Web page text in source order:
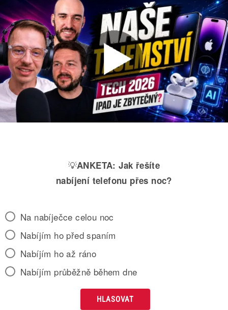
💡ANKETA: Jak řešíte
nabíjení telefonu přes noc?
Na nabíječce celou noc
Nabíjím ho před spaním
Nabíjím ho až ráno
Nabíjím průběžně během dne